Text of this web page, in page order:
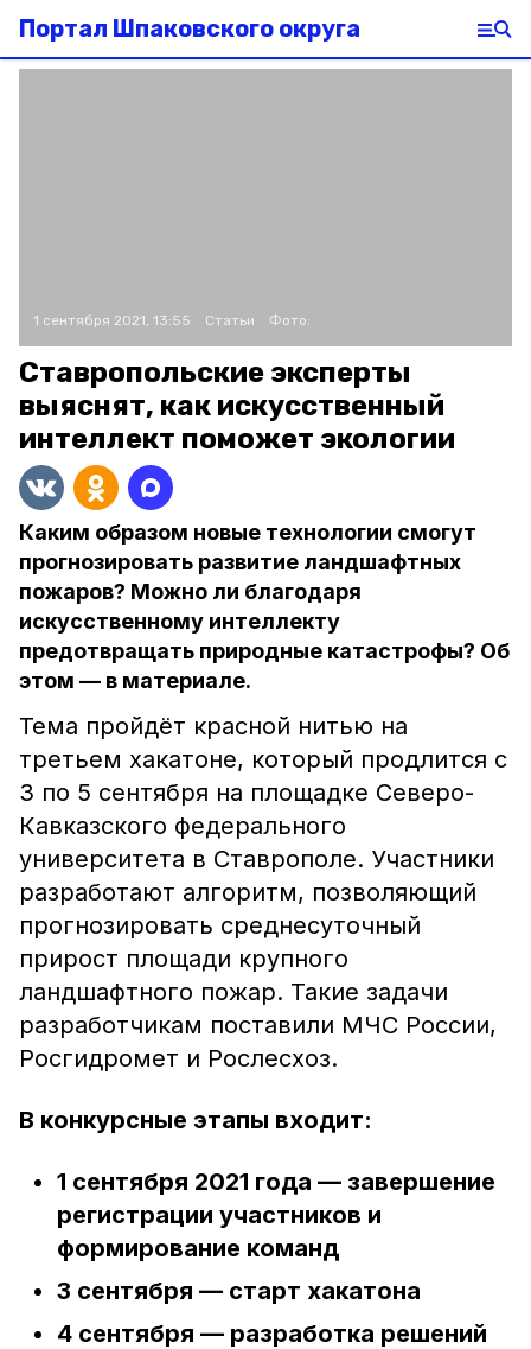
Портал Шпаковского округа
1 сентября 2021, 13:55 Статьи Фото:
Ставропольские эксперты
выяснят, как искусственный
интеллект поможет экологии
Каким образом новые технологии смогут
прогнозировать развитие ландшафтных
пожаров? Можно ли благодаря
искусственному интеллекту
предотвращать природные катастрофы? Об
этом — в материале.
Тема пройдёт красной нитью на
третьем хакатоне, который продлится с
3 по 5 сентября на площадке Северо-
Кавказского федерального
университета в Ставрополе. Участники
разработают алгоритм, позволяющий
прогнозировать среднесуточный
прирост площади крупного
ландшафтного пожар. Такие задачи
разработчикам поставили МЧС России,
Росгидромет и Рослесхоз.
В конкурсные этапы входит:
1 сентября 2021 года — завершение
регистрации участников и
формирование команд
3 сентября — старт хакатона
4 сентября — разработка решений